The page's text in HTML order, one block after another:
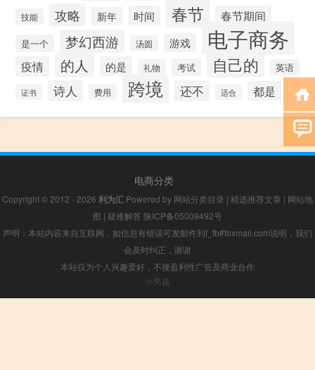
技能 攻略 新年 时间 春节 春节期间
是一个 梦幻西游 汤圆 游戏 电子商务
疫情 的人 的是 礼物 考试 自己的 英语
证书 诗人 费用 跨境 还不 适合 都是
电商分类
Copyright © 2012 - 2026 利为汇 Powered by 网站分类目录 | 精选推荐文章 | 网站地
图 | 疑难解答 陕ICP备05009492号
声明：本站内容来自互联网，如信息有错误可发邮件到f_fb#foxmail.com说明，我们
会及时纠正，谢谢
本站仅为个人兴趣爱好，不接盈利性广告及商业合作
小男孩